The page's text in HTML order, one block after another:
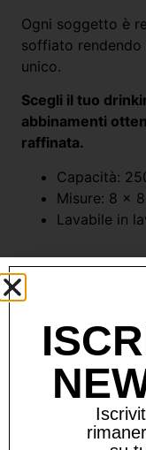
Ogni soggetto è
soffiato
unico.
Scegli il tuo
abbinamenti
raffinata.
Capacità:
Misure: 8 x
Lavabile in